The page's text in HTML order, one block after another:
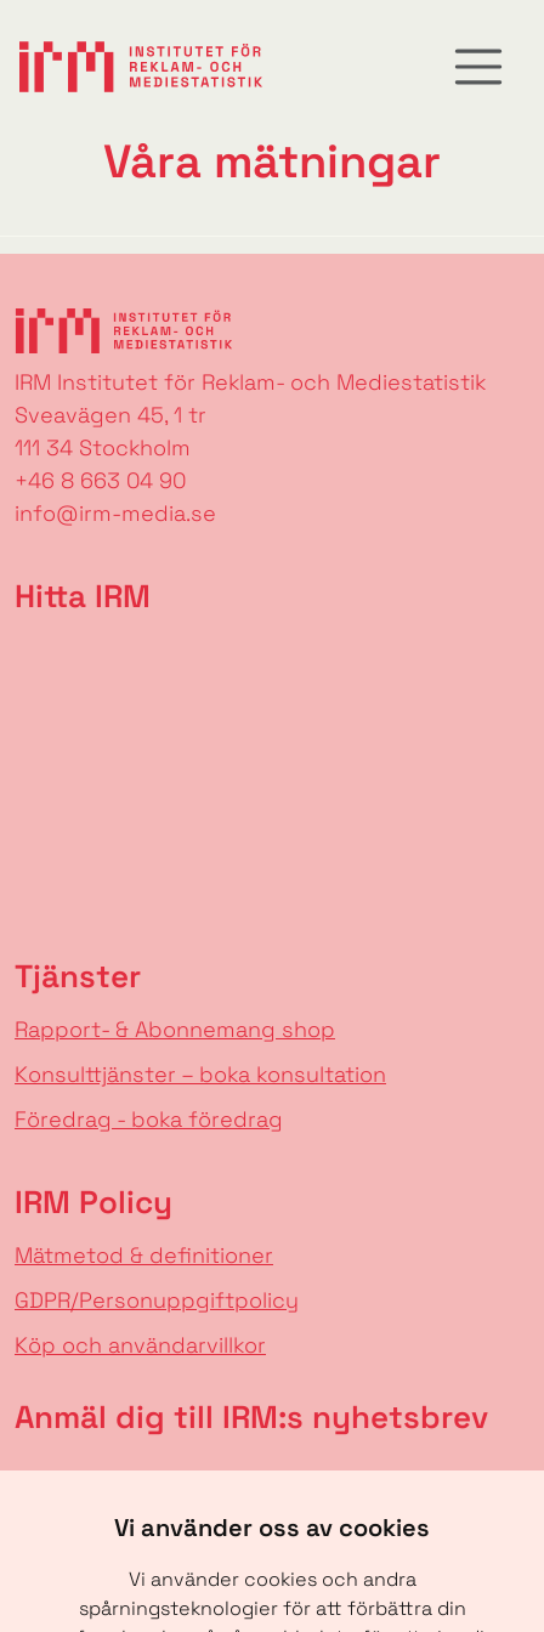
Vi använder oss av cookies
Vi använder cookies och andra
spårningsteknologier för att förbättra din
Våra mätningar
IRM Institutet för Reklam- och Mediestatistik
Sveavägen 45, 1 tr
111 34 Stockholm
+46 8 663 04 90
info@irm-media.se
Hitta IRM
Tjänster
Rapport- & Abonnemang shop
Konsulttjänster – boka konsultation
Föredrag - boka föredrag
IRM Policy
Mätmetod & definitioner
GDPR/Personuppgiftpolicy
Köp och användarvillkor
Anmäl dig till IRM:s nyhetsbrev